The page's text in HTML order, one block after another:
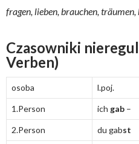
fragen, lieben, brauchen, träumen,
Czasowniki
Verben)
osoba l.poj.
1.Person ich gab –
2.Person du gabst